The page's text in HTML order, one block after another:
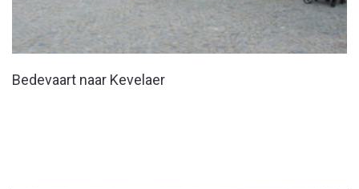
Bedevaart naar Kevelaer